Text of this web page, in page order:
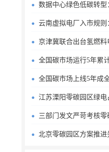
数据中心绿色低碳转型：
云南虚拟电厂入市规
京津冀联合出台氢燃
全国碳市场运行5年累
全国碳市场上线5年成
江苏溧阳零碳园区绿电占比
三部门发文严苛考核
北京零碳园区方案推进